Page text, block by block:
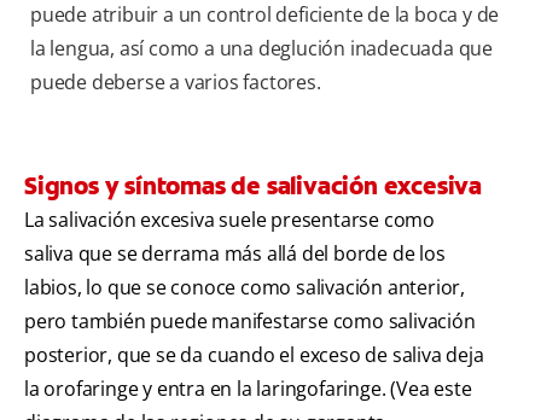
puede atribuir a un control deficiente de la boca y de
la lengua, así como a una deglución inadecuada que
puede deberse a varios factores.
Signos y síntomas de salivación excesiva
La salivación excesiva suele presentarse como
saliva que se derrama más allá del borde de los
labios, lo que se conoce como salivación anterior,
pero también puede manifestarse como salivación
posterior, que se da cuando el exceso de saliva deja
la orofaringe y entra en la laringofaringe. (Vea este